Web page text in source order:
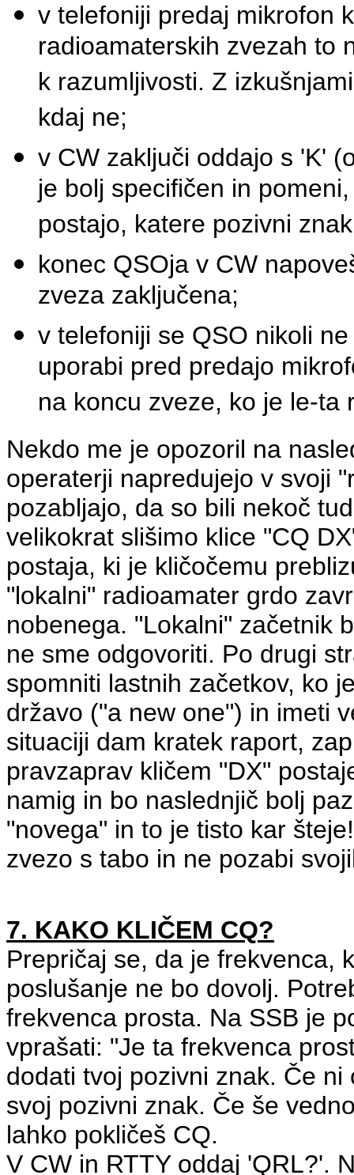
v telefoniji predaj mikrofon
radioamaterskih zvezah to
k razumljivosti. Z
kdaj ne;
v CW zaključi oddajo s 'K'
je bolj specifičen in
postajo, katere pozivni
konec QSOja v CW
zveza zaključena;
v telefoniji se QSO nikoli
uporabi pred predajo
na koncu zveze, ko je le-ta
Nekdo me je opozoril na
operaterji napredujejo v svoji
pozabljajo, da so bili nekoč
velikokrat slišimo klice "CQ
postaja, ki je kličočemu
"lokalni" radioamater grdo
nobenega. "Lokalni" začetnik
ne sme odgovoriti. Po drugi
spomniti lastnih začetkov, ko
državo ("a new one") in imeti
situaciji dam kratek raport,
pravzaprav kličem "DX"
namig in bo naslednjič bolj
"novega" in to je tisto kar
zvezo s tabo in ne pozabi
7. KAKO KLIČEM CQ?
Prepričaj se, da je frekvenca,
poslušanje ne bo dovolj.
frekvenca prosta. Na SSB je
vprašati: "Je ta frekvenca
dodati tvoj pozivni znak. Če
svoj pozivni znak. Če še
lahko pokličeš CQ.
V CW in RTTY oddaj 'QRL?'.